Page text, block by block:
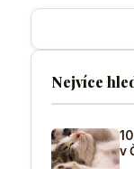
Nejvíce
v